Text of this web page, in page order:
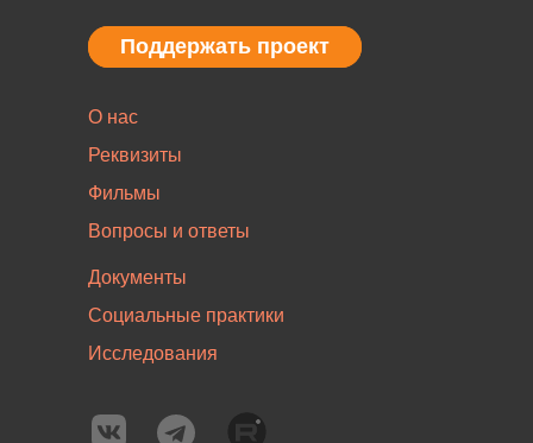
Документы
Социальные практики
Исследования
О нас
Реквизиты
Фильмы
Вопросы и ответы
Поддержать проект
Поддержать проект